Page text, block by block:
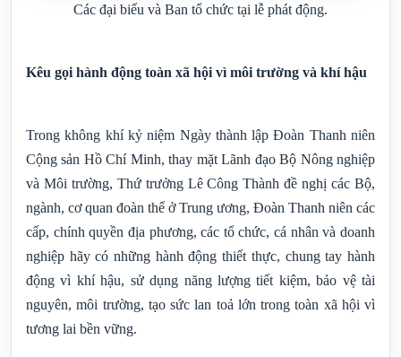
Các đại biểu và Ban tổ chức tại lễ phát động.
Kêu gọi hành động toàn xã hội vì môi trường và khí hậu
Trong không khí kỷ niệm Ngày thành lập Đoàn Thanh niên
Cộng sản Hồ Chí Minh, thay mặt Lãnh đạo Bộ Nông nghiệp
và Môi trường, Thứ trưởng Lê Công Thành đề nghị các Bộ,
ngành, cơ quan đoàn thể ở Trung ương, Đoàn Thanh niên các
cấp, chính quyền địa phương, các tổ chức, cá nhân và doanh
nghiệp hãy có những hành động thiết thực, chung tay hành
động vì khí hậu, sử dụng năng lượng tiết kiệm, bảo vệ tài
nguyên, môi trường, tạo sức lan toả lớn trong toàn xã hội vì
tương lai bền vững.